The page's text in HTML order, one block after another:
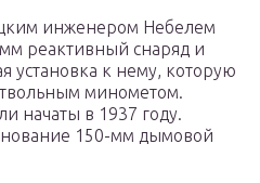
инженером Небелем
реактивный снаряд и
установка к нему, которую
минометом.
начаты в 1937 году.
150-мм дымовой